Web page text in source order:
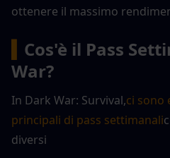
ottenere il massimo
Cos'è il Pass
War?
In Dark War: Survival,ci sono
principali di pass settimanali
diversi